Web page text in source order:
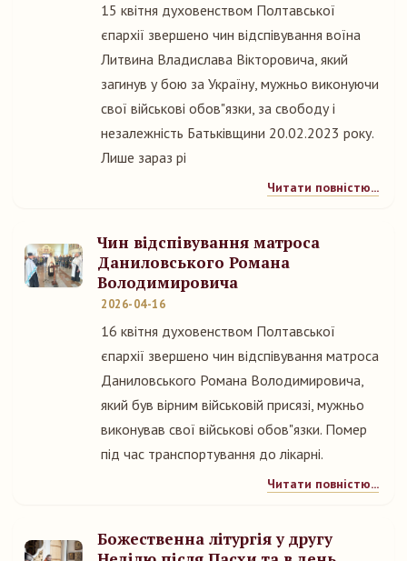
15 квітня духовенством Полтавської
єпархії звершено чин відспівування воїна
Литвина Владислава Вікторовича, який
загинув у бою за Україну, мужньо виконуючи
свої військові обов"язки, за свободу і
незалежність Батьківщини 20.02.2023 року.
Лише зараз рі
Читати повністю...
Чин відспівування матроса
Даниловського Романа
Володимировича
2026-04-16
16 квітня духовенством Полтавської
єпархії звершено чин відспівування матроса
Даниловського Романа Володимировича,
який був вірним військовій присязі, мужньо
виконував свої військові обов"язки. Помер
під час транспортування до лікарні.
Читати повністю...
Божественна літургія у другу